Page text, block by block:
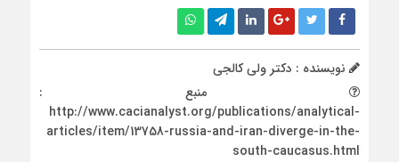
نویسنده : دکتر ولی کالجی
منبع :
http://www.cacianalyst.org/publications/analytical-
articles/item/13758-russia-and-iran-diverge-in-the-
south-caucasus.html